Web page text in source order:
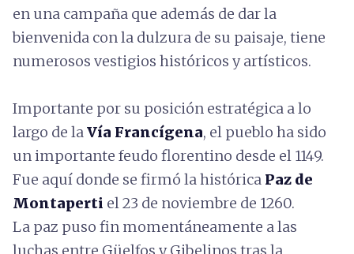
en una campaña que además de dar la
bienvenida con la dulzura de su paisaje, tiene
numerosos vestigios históricos y artísticos.
Importante por su posición estratégica a lo
largo de laVía Francígena, el pueblo ha sido
un importante feudo florentino desde el 1149.
Fue aquí donde se firmó la histórica Paz de
Montaperti el 23 de noviembre de 1260.
La paz puso fin momentáneamente a las